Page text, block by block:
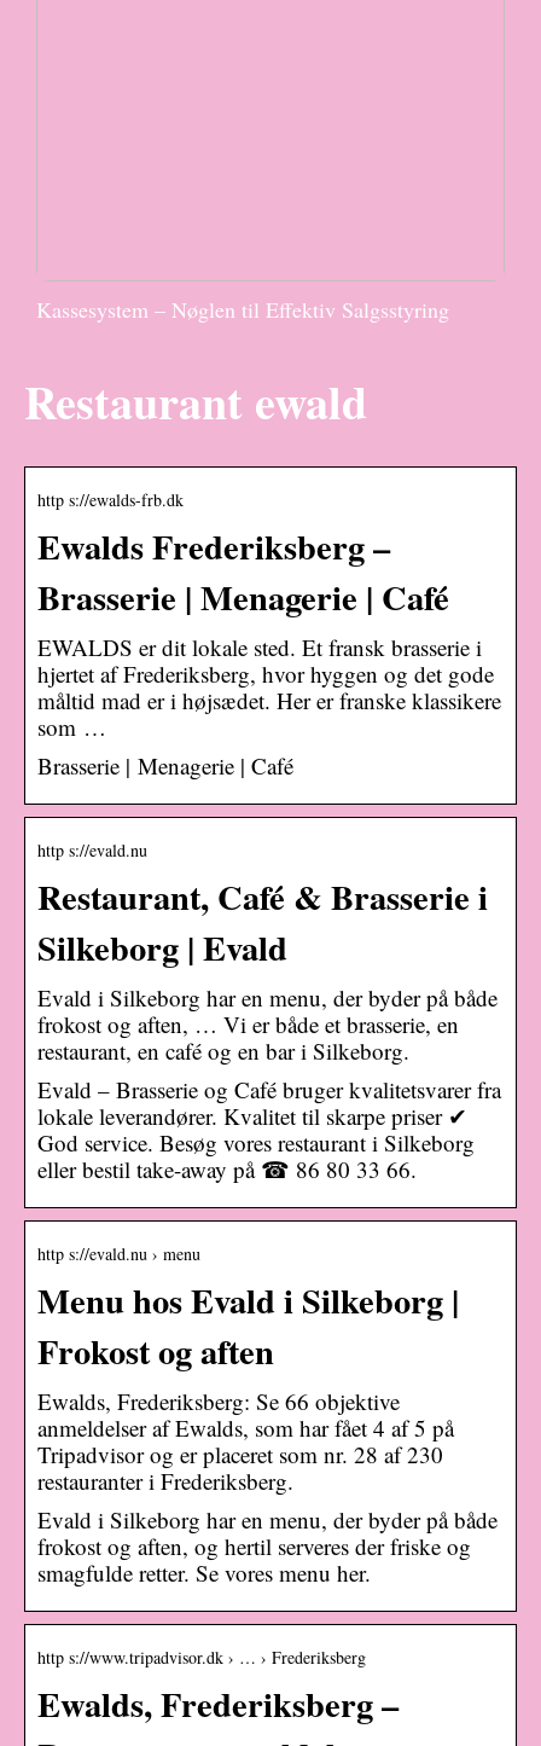
Kassesystem – Nøglen til Effektiv Salgsstyring
Restaurant ewald
http s://ewalds-frb.dk
Ewalds Frederiksberg –
Brasserie | Menagerie | Café
EWALDS er dit lokale sted. Et fransk brasserie i
hjertet af Frederiksberg, hvor hyggen og det gode
måltid mad er i højsædet. Her er franske klassikere
som …
Brasserie | Menagerie | Café
http s://evald.nu
Restaurant, Café & Brasserie i
Silkeborg | Evald
Evald i Silkeborg har en menu, der byder på både
frokost og aften, … Vi er både et brasserie, en
restaurant, en café og en bar i Silkeborg.
Evald – Brasserie og Café bruger kvalitetsvarer fra
lokale leverandører. Kvalitet til skarpe priser ✔
God service. Besøg vores restaurant i Silkeborg
eller bestil take-away på ☎ 86 80 33 66.
http s://evald.nu › menu
Menu hos Evald i Silkeborg |
Frokost og aften
Ewalds, Frederiksberg: Se 66 objektive
anmeldelser af Ewalds, som har fået 4 af 5 på
Tripadvisor og er placeret som nr. 28 af 230
restauranter i Frederiksberg.
Evald i Silkeborg har en menu, der byder på både
frokost og aften, og hertil serveres der friske og
smagfulde retter. Se vores menu her.
http s://www.tripadvisor.dk › … › Frederiksberg
Ewalds, Frederiksberg –